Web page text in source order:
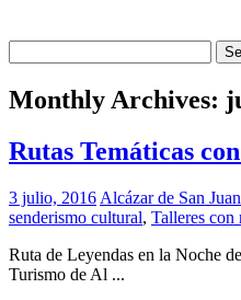
Monthly Archives:
Rutas Temáticas
3 julio, 2016 Alcázar de San Juan
senderismo cultural, Talleres con
Ruta de Leyendas en la Noche
Turismo de Al ...